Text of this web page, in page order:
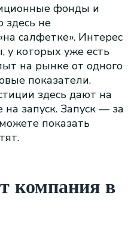
фонды и
здесь не
салфетке». Интерес
у которых уже есть
на рынке от одного
показатели.
здесь дают на
запуск. Запуск — за
показать
компания в